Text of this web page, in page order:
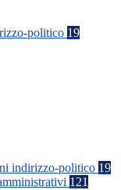
politico 19
indirizzo-politico 19
121